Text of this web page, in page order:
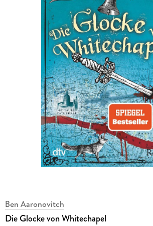
Ben Aaronovitch
Die Glocke von Whitechapel